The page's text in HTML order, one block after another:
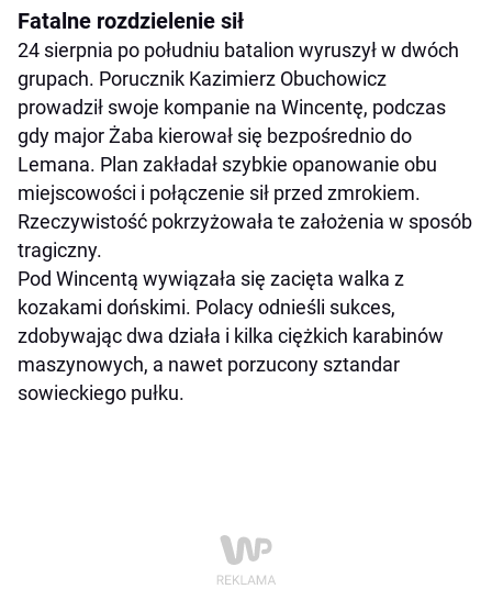
Fatalne rozdzielenie sił
24 sierpnia po południu batalion wyruszył w dwóch
grupach. Porucznik Kazimierz Obuchowicz
prowadził swoje kompanie na Wincentę, podczas
gdy major Żaba kierował się bezpośrednio do
Lemana. Plan zakładał szybkie opanowanie obu
miejscowości i połączenie sił przed zmrokiem.
Rzeczywistość pokrzyżowała te założenia w sposób
tragiczny.
Pod Wincentą wywiązała się zacięta walka z
kozakami dońskimi. Polacy odnieśli sukces,
zdobywając dwa działa i kilka ciężkich karabinów
maszynowych, a nawet porzucony sztandar
sowieckiego pułku.